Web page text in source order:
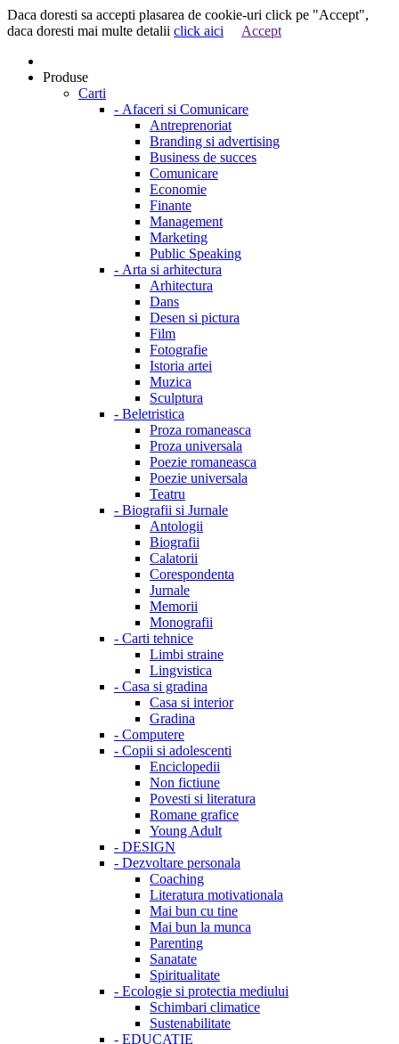
Daca doresti sa accepti plasarea de cookie-uri click pe "Accept",
daca doresti mai multe detalii click aici Accept
Produse
Carti
- Afaceri si Comunicare
Antreprenoriat
Branding si advertising
Business de succes
Comunicare
Economie
Finante
Management
Marketing
Public Speaking
- Arta si arhitectura
Arhitectura
Dans
Desen si pictura
Film
Fotografie
Istoria artei
Muzica
Sculptura
- Beletristica
Proza romaneasca
Proza universala
Poezie romaneasca
Poezie universala
Teatru
- Biografii si Jurnale
Antologii
Biografii
Calatorii
Corespondenta
Jurnale
Memorii
Monografii
- Carti tehnice
Limbi straine
Lingvistica
- Casa si gradina
Casa si interior
Gradina
- Computere
- Copii si adolescenti
Enciclopedii
Non fictiune
Povesti si literatura
Romane grafice
Young Adult
- DESIGN
- Dezvoltare personala
Coaching
Literatura motivationala
Mai bun cu tine
Mai bun la munca
Parenting
Sanatate
Spiritualitate
- Ecologie si protectia mediului
Schimbari climatice
Sustenabilitate
- EDUCATIE